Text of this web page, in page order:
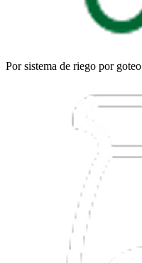
Por sistema de riego por goteo